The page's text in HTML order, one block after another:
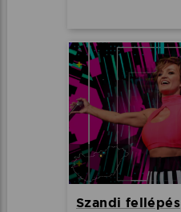
Szandi fellépés